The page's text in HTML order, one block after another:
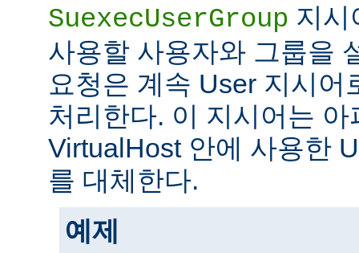
SuexecUserGroup 지시
사용할 사용자와 그룹을
요청은 계속 User 지시어
처리한다. 이 지시어는
VirtualHost 안에 사용한
를 대체한다.
예제